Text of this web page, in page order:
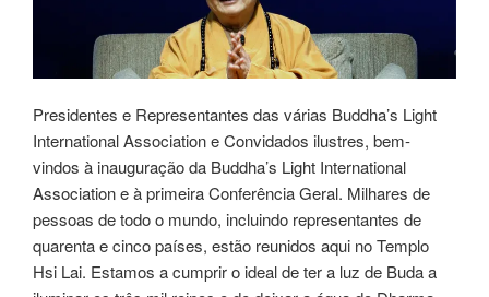
Presidentes e Representantes das várias Buddha’s Light
International Association e Convidados ilustres, bem-
vindos à inauguração da Buddha’s Light International
Association e à primeira Conferência Geral. Milhares de
pessoas de todo o mundo, incluindo representantes de
quarenta e cinco países, estão reunidos aqui no Templo
Hsi Lai. Estamos a cumprir o ideal de ter a luz de Buda a